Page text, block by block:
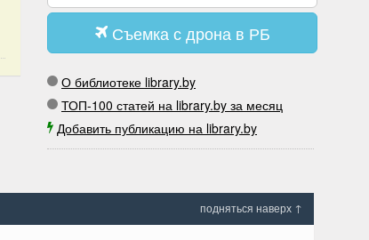
Съемка с дрона в РБ
О библиотеке library.by
ТОП-100 статей на library.by за месяц
Добавить публикацию на library.by
подняться наверх ↑